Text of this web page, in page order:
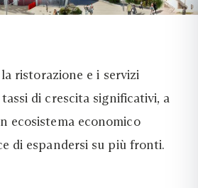
ristorazione e i servizi
di crescita significativi, a
ecosistema economico
di espandersi su più fronti.